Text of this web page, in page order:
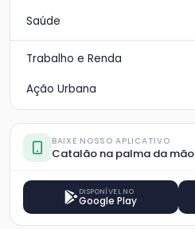
Saúde
Trabalho e Renda
Ação Urbana
BAIXE NOSSO APLICATIVO
Catalão na palma da mão
DISPONÍVEL NO
Google Play